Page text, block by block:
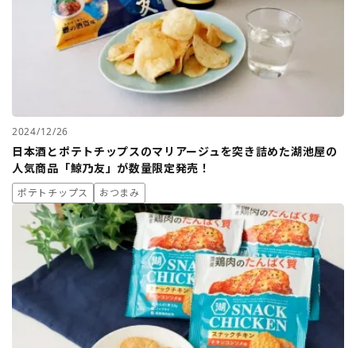
2024/12/26
日本酒とポテトチップスのマリアージュを突き詰めた湖池屋の
人気商品「鯨乃友」が数量限定発売！
ポテトチップス おつまみ